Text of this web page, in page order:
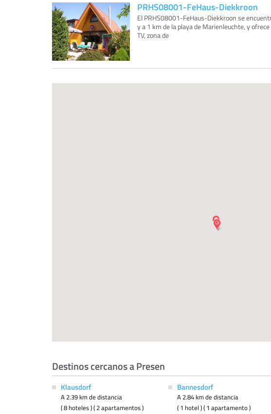
PRHS08001-FeHaus-Diekkroon
El PRHS08001-FeHaus-Diekkroon se
y a 1 km de la playa de Marienleuchte, y
TV, zona de
Destinos cercanos a Presen
Klausdorf
A 2.39 km de distancia
( 8 hoteles ) ( 2 apartamentos )
Bannesdorf
A 2.84 km de distancia
( 1 hotel ) ( 1 apartamento )